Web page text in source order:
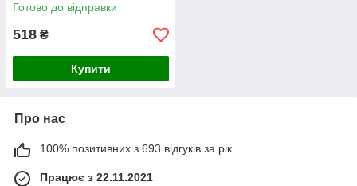
Готово до відправки
518 ₴
Купити
Про нас
100% позитивних з 693 відгуків за рік
Працює з 22.11.2021